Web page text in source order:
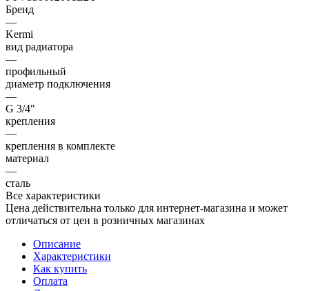
Бренд
—
Kermi
вид радиатора
—
профильный
диаметр подключения
—
G 3/4"
крепления
—
крепления в комплекте
материал
—
сталь
Все характеристики
Цена действительна только для интернет-магазина и может
отличаться от цен в розничных магазинах
Описание
Характеристики
Как купить
Оплата